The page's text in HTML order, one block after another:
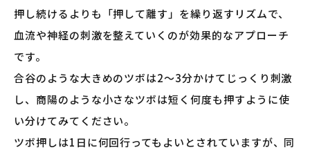
押し続けるよりも「押して離す」を繰り返すリズムで、
血流や神経の刺激を整えていくのが効果的なアプローチ
です。
合谷のような大きめのツボは2〜3分かけてじっくり刺激
し、商陽のような小さなツボは短く何度も押すように使
い分けてみてください。
ツボ押しは1日に何回行ってもよいとされていますが、同